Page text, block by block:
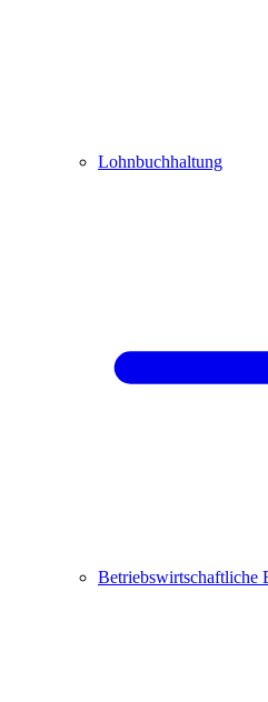
Lohnbuchhaltung
Betriebswirtschaftliche